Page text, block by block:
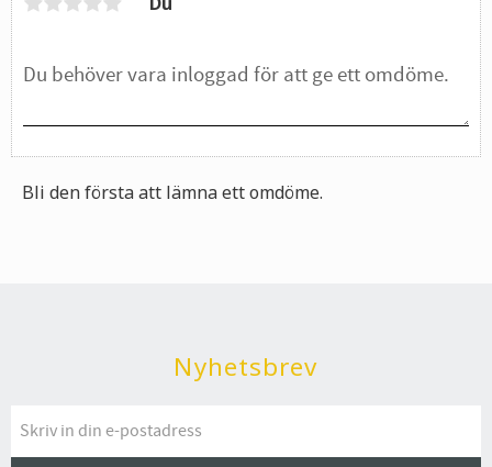
Bli den första att lämna ett omdöme.
Nyhetsbrev